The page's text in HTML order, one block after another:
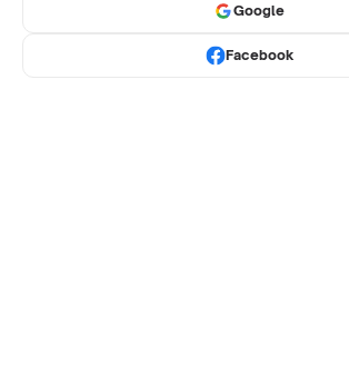
Google
Facebook